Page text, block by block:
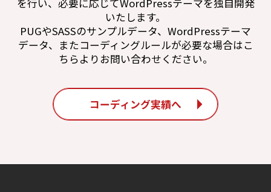
を行い、必要に応じてWordPressテーマを独自開発
いたします。
PUGやSASSのサンプルデータ、WordPressテーマ
データ、またコーディングルールが必要な場合はこ
ちらよりお問い合わせください。
コーディング実績へ